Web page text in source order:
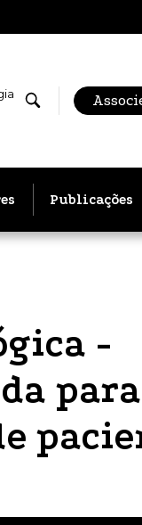
Publicações
-
para